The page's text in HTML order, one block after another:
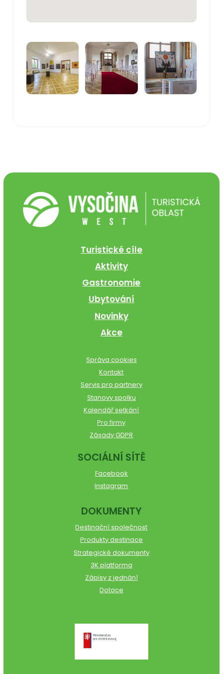
Turistické cíle
Aktivity
Gastronomie
Ubytování
Novinky
Akce
Správa cookies
Kontakt
Servis pro partnery
Stanovy spolku
Kalendář setkání
Pro firmy
Zásady GDPR
SOCIÁLNÍ SÍTĚ
Facebook
Instagram
DOKUMENTY
Destinační společnost
Produkty destinace
Strategické dokumenty
3K platforma
Zápisy z jednání
Dotace